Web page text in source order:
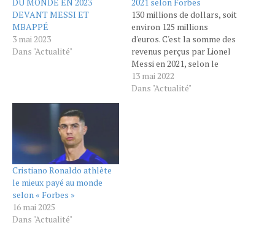
DEVANT MESSI ET
MBAPPÉ
3 mai 2023
Dans "Actualité"
130 millions de dollars, soit
environ 125 millions
d'euros. C'est la somme des
revenus perçus par Lionel
Messi en 2021, selon le
magazine Forbes. Délogé
en 2020 par la star des arts
13 mai 2022
Dans "Actualité"
Cristiano Ronaldo athlète
le mieux payé au monde
selon « Forbes »
16 mai 2025
Dans "Actualité"